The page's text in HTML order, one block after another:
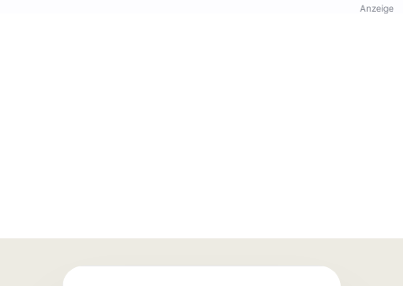
Anzeige